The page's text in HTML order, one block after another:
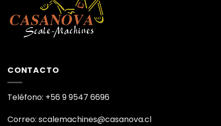
CONTACTO
Teléfono: +56 9 9547 6696
Correo: scalemachines@casanova.cl